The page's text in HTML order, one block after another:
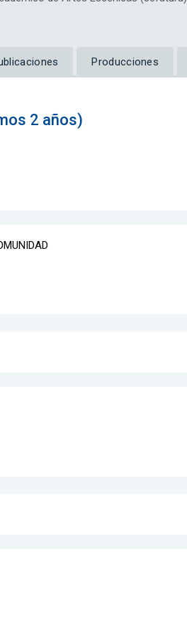
Producciones
2 años)